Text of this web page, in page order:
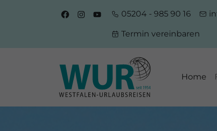
05204 - 985 90 16
Termin vereinbaren
Home